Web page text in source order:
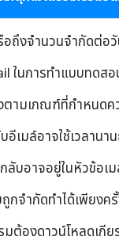
อถึงจำนวนจำกัดต่อ
ในการทำแบบทดส
ตามเกณฑ์ที่กำหนดค
เมล์อาจใช้เวลานา
ลับอาจอยู่ในหัวข้อเ
กจำกัดทำได้เพียงค
มต้องดาวน์โหลดเกี